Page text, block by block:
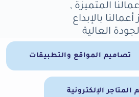
المتميزة ,
أعمالنا بالإبداع
العالية
تصاميم المواقع والتطبيقات
المتاجر الإلكترونية